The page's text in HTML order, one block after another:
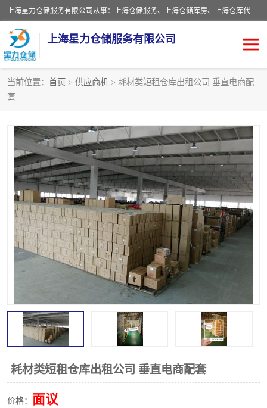
上海星力仓储服务有限公司从事：上海仓储服务、上海仓储库房、上海仓库代运营、上海仓库对外出租、上海仓库外包、上海三方仓储、上海电商仓储代发、上海电商代发货仓库、上海托管仓库、上海仓储配送。上海星力仓储服务有限公司现在拥有100个分仓、10万余平方的标准库房，精炼员工几百名，与几千家客户合作，公司已跻身上海仓储行业前列。欢迎来电咨询！
上海星力仓储服务有限公司
当前位置： 首页 > 供应商机 > 耗材类短租仓库出租公司 垂直电商配
套
耗材类短租仓库出租公司 垂直电商配套
价格： 面议
上海仓储配送 上海仓库外包
上海仓库代运营 上海托管仓库
上海第三方仓储 上海仓储服务
仓储 上海电商代发货仓库
上海托管仓库